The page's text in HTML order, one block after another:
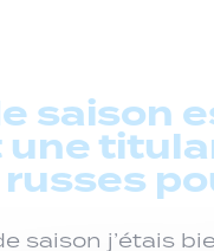
saison
saison j’étais